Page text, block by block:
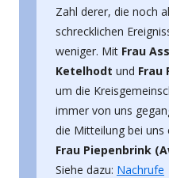
Zahl derer, die noch
schrecklichen
weniger. Mit Frau
Ketelhodt und Frau
um die
immer von uns
die Mitteilung bei uns
Frau Piepenbrink
Siehe dazu: Nachrufe